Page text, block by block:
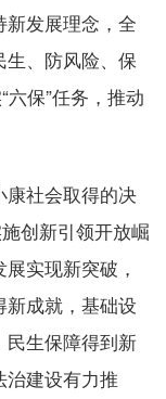
发展理念，全
、防风险、保
六保”任务，推动
社会取得的决
创新引领开放崛
实现新突破，
成就，基础设
民生保障得到新
建设有力推